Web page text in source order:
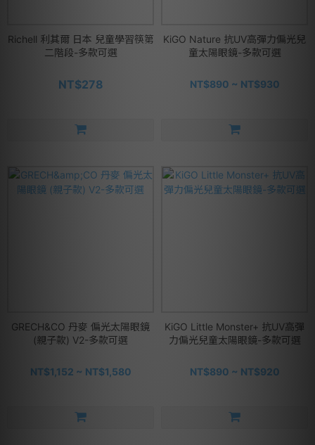
Richell 利其爾 日本 兒童學習筷第
二階段-多款可選
NT$278
KiGO Nature 抗UV高彈力偏光兒
童太陽眼鏡-多款可選
NT$890 ~ NT$930
GRECH&CO 丹麥 偏光太陽眼鏡
(親子款) V2-多款可選
NT$1,152 ~ NT$1,580
KiGO Little Monster+ 抗UV高彈
力偏光兒童太陽眼鏡-多款可選
NT$890 ~ NT$920